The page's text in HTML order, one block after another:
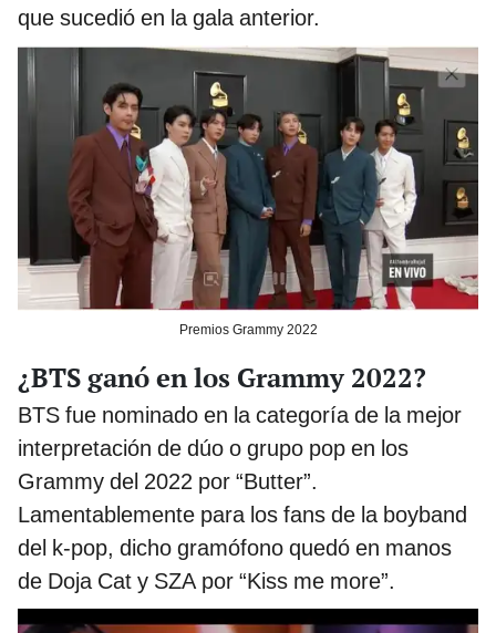
que sucedió en la gala anterior.
Premios Grammy 2022
¿BTS ganó en los Grammy 2022?
BTS fue nominado en la categoría de la mejor
interpretación de dúo o grupo pop en los
Grammy del 2022 por “Butter”.
Lamentablemente para los fans de la boyband
del k-pop, dicho gramófono quedó en manos
de Doja Cat y SZA por “Kiss me more”.